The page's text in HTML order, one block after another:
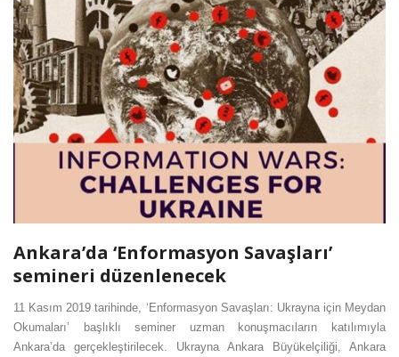
Ankara’da ‘Enformasyon Savaşları’
semineri düzenlenecek
11 Kasım 2019 tarihinde, ‘Enformasyon Savaşları: Ukrayna için Meydan
Okumaları’ başlıklı seminer uzman konuşmacıların katılımıyla
Ankara’da gerçekleştirilecek. Ukrayna Ankara Büyükelçiliği, Ankara